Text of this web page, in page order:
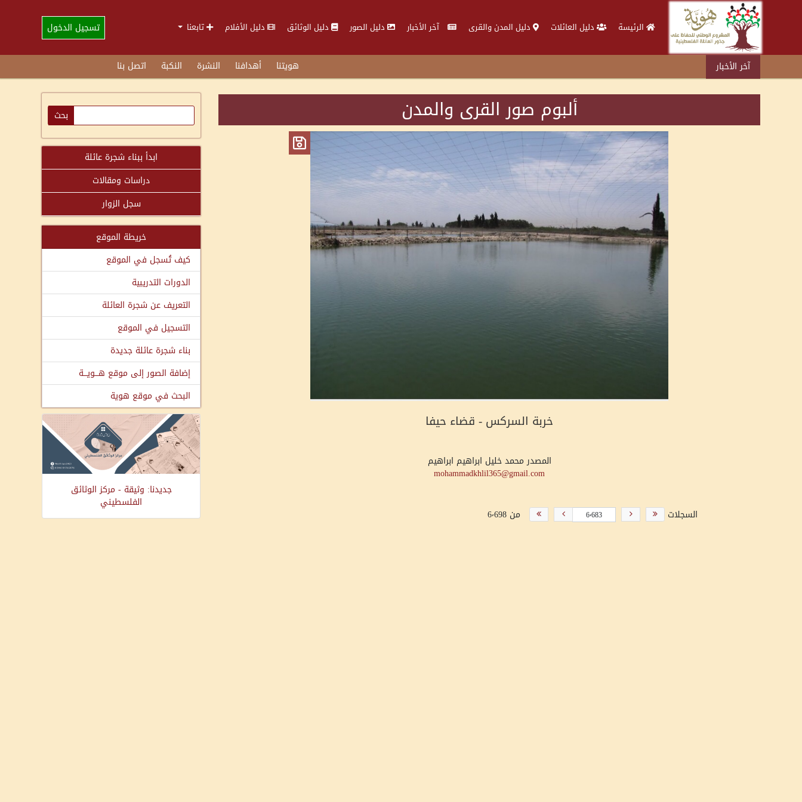
الرئيسة دليل العائلات دليل المدن والقرى آخر الأخبار دليل الصور دليل الوثائق دليل الأفلام تابعنا تسجيل الدخول
آخر الأخبار هويتنا أهدافنا النشرة النكبة اتصل بنا
ألبوم صور القرى والمدن
خربة السركس - قضاء حيفا
المصدرمحمد خليل ابراهيم ابراهيم
mohammadkhlil365@gmail.com
السجلات من 6٬698
ابدأ ببناء شجرة عائلة
دراسات ومقالات
سجل الزوار
خريطة الموقع
كيف تُسجل في الموقع
الدورات التدريبية
التعريف عن شجرة العائلة
التسجيل في الموقع
بناء شجرة عائلة جديدة
إضافة الصور إلى موقع هـــويـــة
البحث في موقع هوية
جديدنا: وثيقة - مركز الوثائق
الفلسطيني